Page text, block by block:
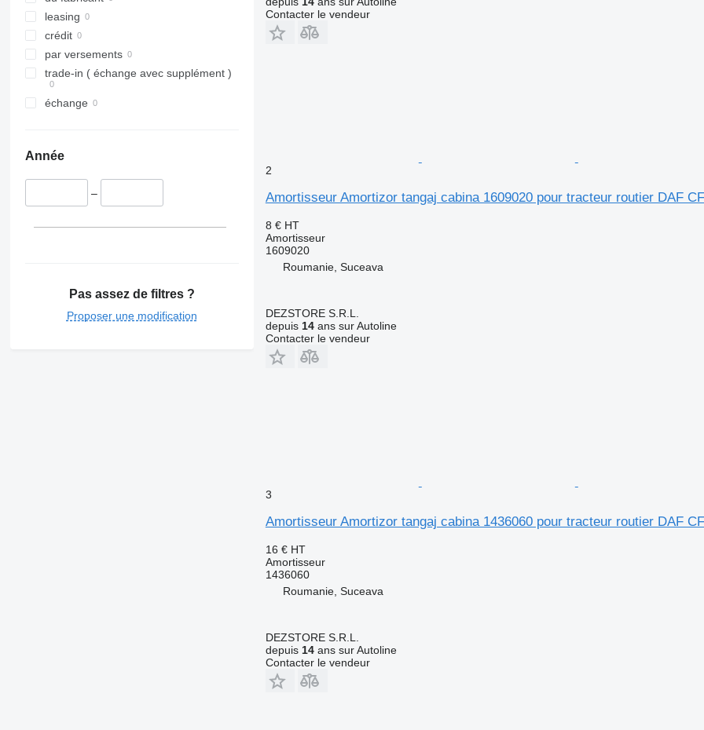
leasing
crédit
par versements
trade-in ( échange avec supplément )
échange
Année
–
Pas assez de filtres ?
Proposer une modification
Contacter le vendeur
2
Amortisseur Amortizor tangaj cabina 1609020 pour tracteur routier DAF
8 € HT
Amortisseur
1609020
Roumanie, Suceava
DEZSTORE S.R.L.
depuis 14ans sur Autoline
Contacter le vendeur
3
Amortisseur Amortizor tangaj cabina 1436060 pour tracteur routier DAF
16 € HT
Amortisseur
1436060
Roumanie, Suceava
DEZSTORE S.R.L.
depuis 14ans sur Autoline
Contacter le vendeur